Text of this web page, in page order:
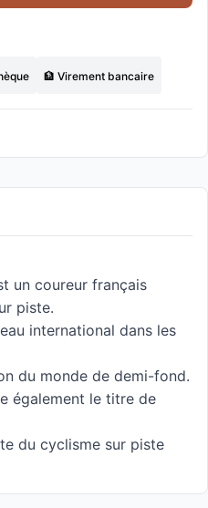
🏦 Virement bancaire
un coureur français
piste.
international dans les
du monde de demi-fond.
également le titre de
du cyclisme sur piste